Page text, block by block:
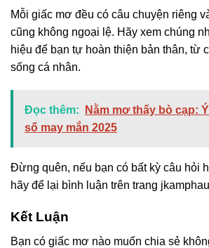
Mỗi giấc mơ đều có câu chuyện riêng
cũng không ngoại lệ. Hãy xem chúng
hiệu để bạn tự hoàn thiện bản thân, từ
sống cá nhân.
Đọc thêm:
Nằm mơ thấy bò cạp:
số may mắn 2025
Đừng quên, nếu bạn có bất kỳ câu hỏi
hãy để lại bình luận trên trang
Kết Luận
Bạn có giấc mơ nào muốn chia sẻ